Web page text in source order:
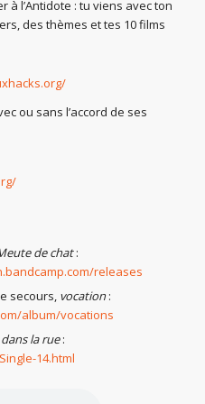
l’Antidote : tu viens avec ton
des thèmes et tes 10 films
ou sans l’accord de ses
de chat:
releases
secours, vocation:
album/vocations
la rue:
14.html